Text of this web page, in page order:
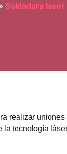
Soldadura láser
realizar
la tecnología